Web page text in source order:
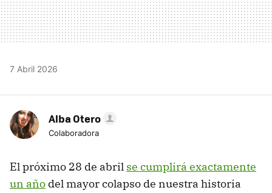
7 Abril 2026
Alba Otero
Colaboradora
El próximo 28 de abril se cumplirá exactamente
un año del mayor colapso de nuestra historia